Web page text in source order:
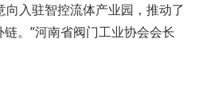
向入驻智控流体产业园，推动了
。”河南省阀门工业协会会长